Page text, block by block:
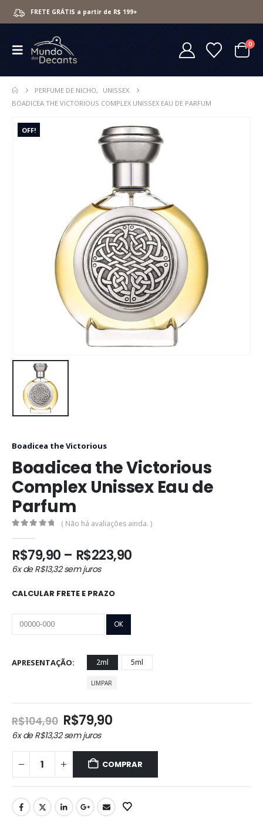
FRETE GRÁTIS a partir de R$ 199+
0
PERFUME DE NICHO,
UNISSEX
BOADICEA THE VICTORIOUS COMPLEX UNISSEX EAU DE PARFUM
OFF!
Boadicea the Victorious
Boadicea the Victorious
Complex Unissex Eau de
Parfum
( Não há avaliações ainda. )
R$79,90 – R$223,90
6x deR$13,32sem juros
CALCULAR FRETE E PRAZO
APRESENTAÇÃO 2ml 5ml
LIMPAR
R$104,90 O
preço
original
era:
R$104,90.
R$79,90O
é:
R$79,90.
6x deR$13,32sem juros
COMPRAR